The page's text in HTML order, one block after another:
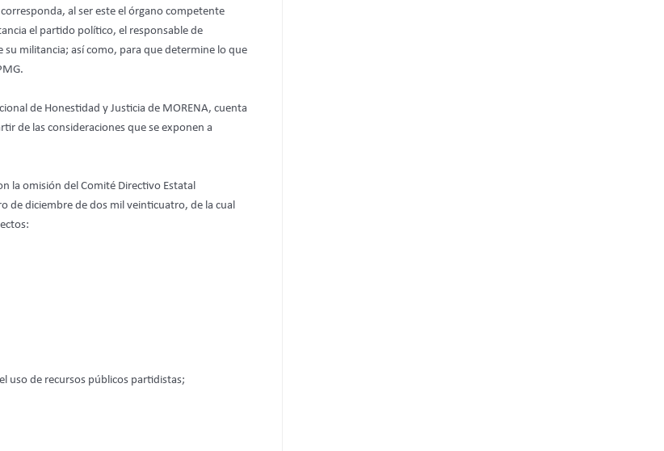
al ser este el órgano competente
el partido político, el responsable de
su militancia; así como, para que determine lo que
de Honestidad y Justicia de MORENA, cuenta
de las consideraciones que se exponen a
la omisión del Comité Directivo Estatal
de diciembre de dos mil veinticuatro, de la cual
uso de recursos públicos partidistas;